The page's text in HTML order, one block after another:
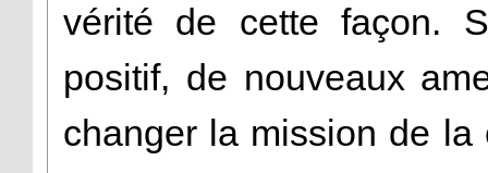
vérité de cette façon.
positif, de nouveaux
changer la mission de